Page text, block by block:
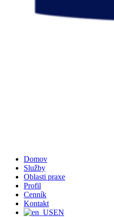
Domov
Služby
Oblasti praxe
Profil
Cenník
Kontakt
EN